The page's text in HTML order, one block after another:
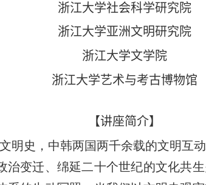
浙江大学社会科学研究院
浙江大学亚洲文明研究院
浙江大学文学院
浙江大学艺术与考古博物馆
【讲座简介】
明史，中韩两国两千余载的文明互
治变迁、绵延二十个世纪的文化共